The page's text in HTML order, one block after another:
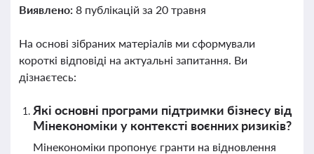
Виявлено: 8 публікацій за 20 травня
На основі зібраних матеріалів ми сформували
короткі відповіді на актуальні запитання. Ви
дізнаєтесь:
Які основні програми підтримки бізнесу від
Мінекономіки у контексті воєнних ризиків?
Мінекономіки пропонує гранти на відновлення